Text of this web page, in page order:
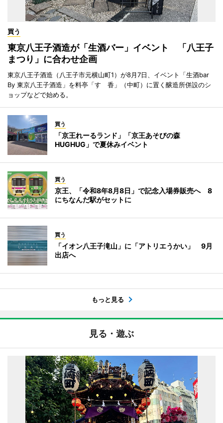
買う
東京八王子酒造が「生酒バー」イベント 「八王子
まつり」に合わせ企画
東京八王子酒造（八王子市元横山町1）が8月7日、イベント「生酒bar
By 東京八王子酒造」を料亭「すゞ香」（中町）に置く醸造所併設のシ
ョップなどで始める。
買う
「京王れーるランド」「京王あそびの森
HUGHUG」で夏休みイベント
買う
京王、「令和8年8月8日」で記念入場券販売へ 8
にちなんだ駅がセットに
買う
「イオン八王子滝山」に「アトリエうかい」 9月
出店へ
もっと見る
見る・遊ぶ